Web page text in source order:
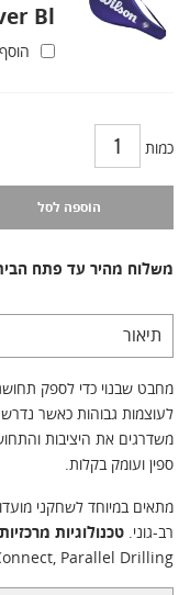
Bl
כמות
הוספה לסל
משלוח מהיר עד פתח
תיאור
מחבט שבנוי כדי לספק
משדרגים את היציבות
ספין ועומק בקלות.
מתאים במיוחד לשחקני
רב-גוני. טכנולוגיות
Parallel Drilling.